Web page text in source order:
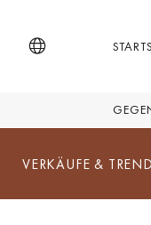
GOLF,
VERKÄUFE &